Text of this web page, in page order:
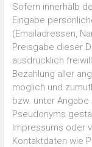
Sofern innerhalb
Eingabe
(Emailadressen,
Preisgabe dieser
ausdrücklich
Bezahlung aller
möglich und
bzw. unter
Pseudonyms
Impressums oder
Kontaktdaten wie